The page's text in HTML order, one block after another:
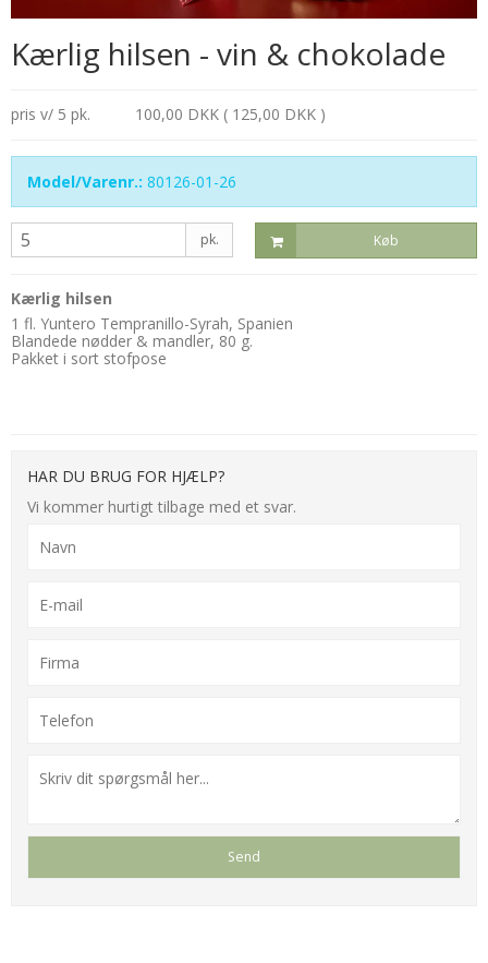
Kærlig hilsen - vin & chokolade
pris v/ 5 pk. 100,00 DKK ( 125,00 DKK )
Model/Varenr.: 80126-01-26
pk. Køb
Kærlig hilsen
1 fl. Yuntero Tempranillo-Syrah, Spanien
Blandede nødder & mandler, 80 g.
Pakket i sort stofpose
HAR DU BRUG FOR HJÆLP?
Vi kommer hurtigt tilbage med et svar.